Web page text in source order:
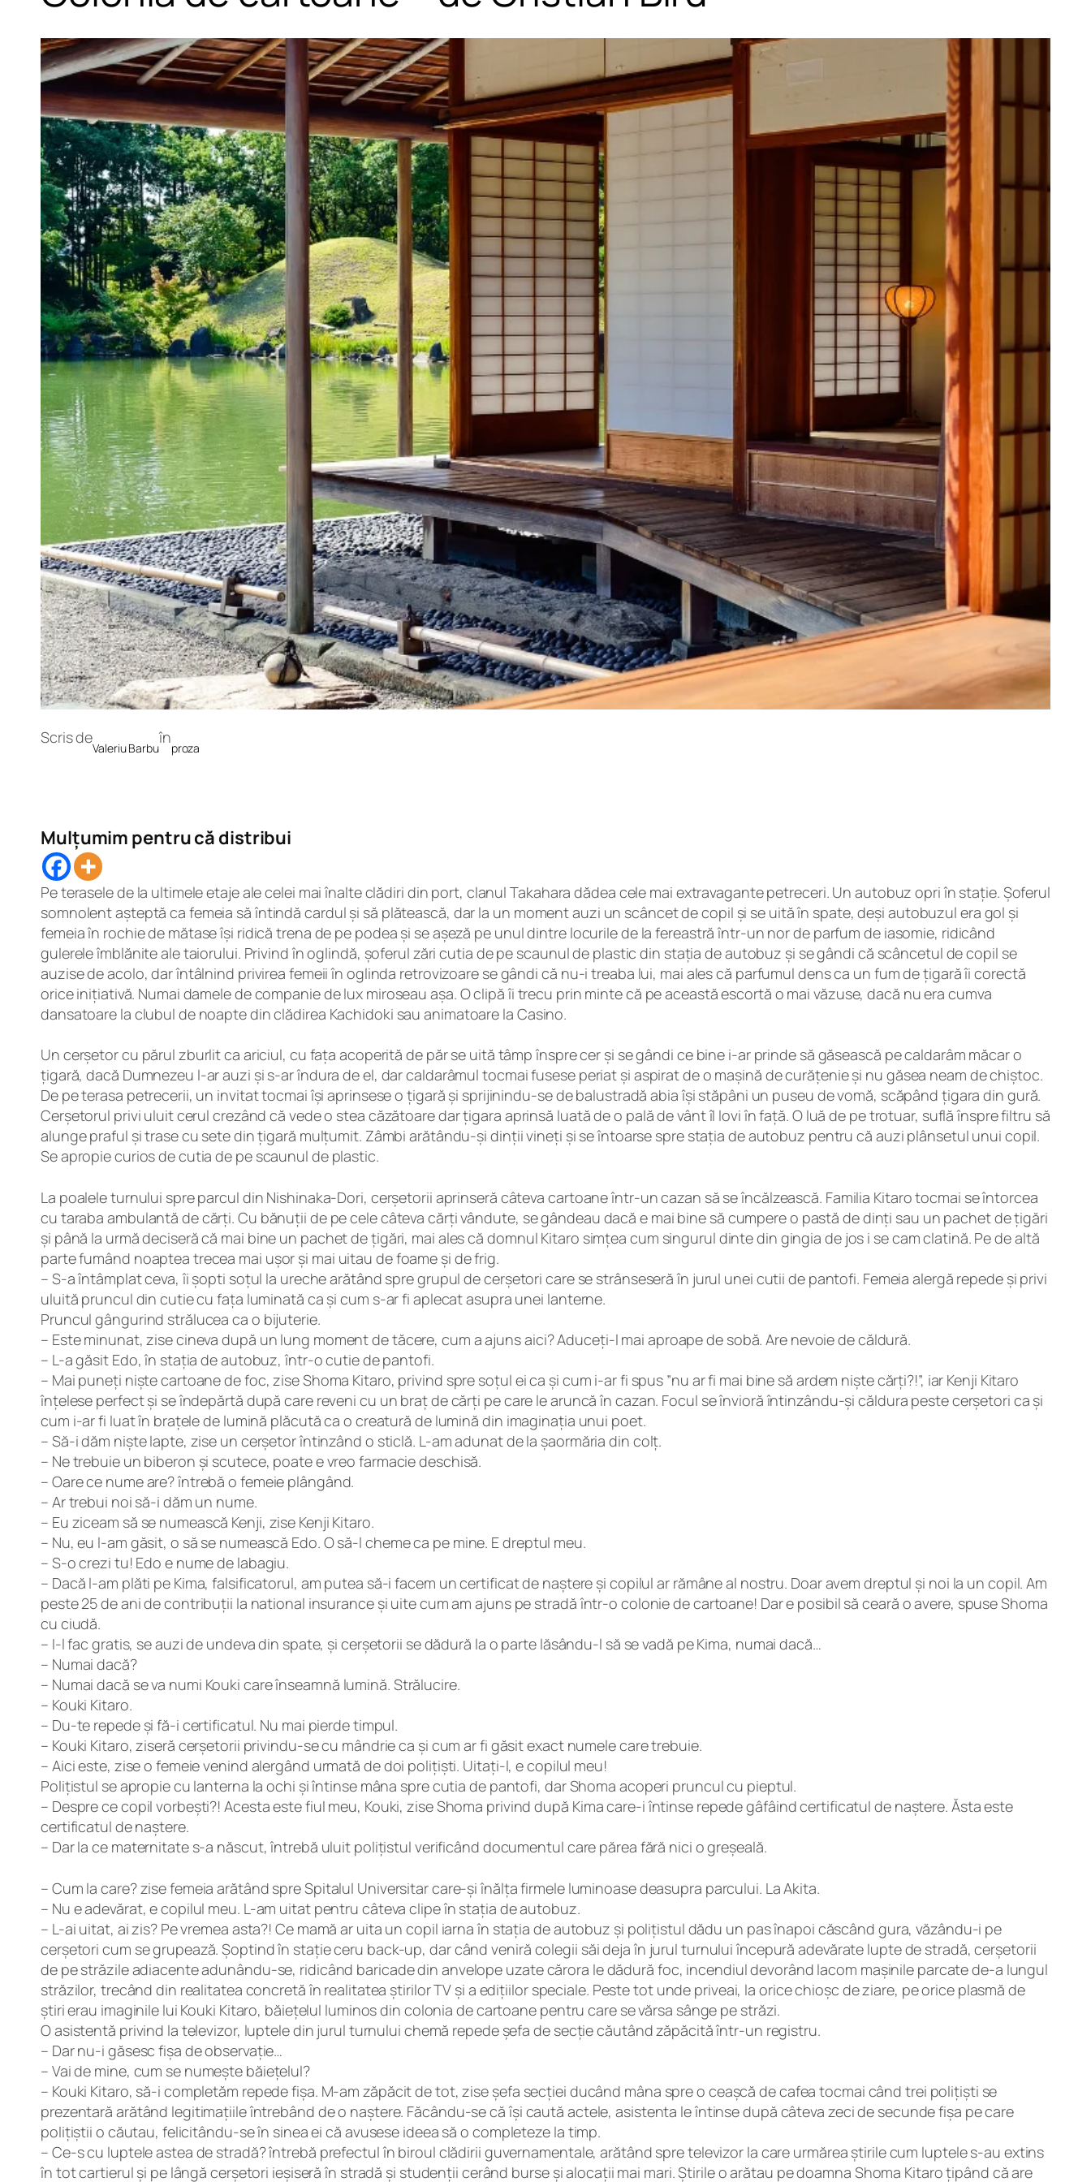
Scris de
Valeriu Barbu
în
proza
Mulțumim pentru că distribui
Pe terasele de la ultimele etaje ale celei mai înalte clădiri din port, clanul Takahara dădea cele mai extravagante petreceri. Un autobuz opri în stație. Șoferul
somnolent așteptă ca femeia să întindă cardul și să plătească, dar la un moment auzi un scâncet de copil și se uită în spate, deși autobuzul era gol și
femeia în rochie de mătase își ridică trena de pe podea și se așeză pe unul dintre locurile de la fereastră într-un nor de parfum de iasomie, ridicând
gulerele îmblănite ale taiorului. Privind în oglindă, șoferul zări cutia de pe scaunul de plastic din stația de autobuz și se gândi că scâncetul de copil se
auzise de acolo, dar întâlnind privirea femeii în oglinda retrovizoare se gândi că nu-i treaba lui, mai ales că parfumul dens ca un fum de țigară îi corectă
orice inițiativă. Numai damele de companie de lux miroseau așa. O clipă îi trecu prin minte că pe această escortă o mai văzuse, dacă nu era cumva
dansatoare la clubul de noapte din clădirea Kachidoki sau animatoare la Casino.
Un cerșetor cu părul zburlit ca ariciul, cu fața acoperită de păr se uită tâmp înspre cer și se gândi ce bine i-ar prinde să găsească pe caldarâm măcar o
țigară, dacă Dumnezeu l-ar auzi și s-ar îndura de el, dar caldarâmul tocmai fusese periat și aspirat de o mașină de curățenie și nu găsea neam de chiștoc.
De pe terasa petrecerii, un invitat tocmai își aprinsese o țigară și sprijinindu-se de balustradă abia își stăpâni un puseu de vomă, scăpând țigara din gură.
Cerșetorul privi uluit cerul crezând că vede o stea căzătoare dar țigara aprinsă luată de o pală de vânt îl lovi în față. O luă de pe trotuar, suflă înspre filtru să
alunge praful și trase cu sete din țigară mulțumit. Zâmbi arătându-și dinții vineți și se întoarse spre stația de autobuz pentru că auzi plânsetul unui copil.
Se apropie curios de cutia de pe scaunul de plastic.
La poalele turnului spre parcul din Nishinaka-Dori, cerșetorii aprinseră câteva cartoane într-un cazan să se încălzească. Familia Kitaro tocmai se întorcea
cu taraba ambulantă de cărți. Cu bănuții de pe cele câteva cărți vândute, se gândeau dacă e mai bine să cumpere o pastă de dinți sau un pachet de țigări
și până la urmă deciseră că mai bine un pachet de țigări, mai ales că domnul Kitaro simțea cum singurul dinte din gingia de jos i se cam clatină. Pe de altă
parte fumând noaptea trecea mai ușor și mai uitau de foame și de frig.
– S-a întâmplat ceva, îi șopti soțul la ureche arătând spre grupul de cerșetori care se strânseseră în jurul unei cutii de pantofi. Femeia alergă repede și privi
uluită pruncul din cutie cu fața luminată ca și cum s-ar fi aplecat asupra unei lanterne.
Pruncul gângurind strălucea ca o bijuterie.
– Este minunat, zise cineva după un lung moment de tăcere, cum a ajuns aici? Aduceți-l mai aproape de sobă. Are nevoie de căldură.
– L-a găsit Edo, în stația de autobuz, într-o cutie de pantofi.
– Mai puneți niște cartoane de foc, zise Shoma Kitaro, privind spre soțul ei ca și cum i-ar fi spus ”nu ar fi mai bine să ardem niște cărți?!”, iar Kenji Kitaro
înțelese perfect și se îndepărtă după care reveni cu un braț de cărți pe care le aruncă în cazan. Focul se învioră întinzându-și căldura peste cerșetori ca și
cum i-ar fi luat în brațele de lumină plăcută ca o creatură de lumină din imaginația unui poet.
– Să-i dăm niște lapte, zise un cerșetor întinzând o sticlă. L-am adunat de la șaormăria din colț.
– Ne trebuie un biberon și scutece, poate e vreo farmacie deschisă.
– Oare ce nume are? întrebă o femeie plângând.
– Ar trebui noi să-i dăm un nume.
– Eu ziceam să se numească Kenji, zise Kenji Kitaro.
– Nu, eu l-am găsit, o să se numească Edo. O să-l cheme ca pe mine. E dreptul meu.
– S-o crezi tu! Edo e nume de labagiu.
– Dacă l-am plăti pe Kima, falsificatorul, am putea să-i facem un certificat de naștere și copilul ar rămâne al nostru. Doar avem dreptul și noi la un copil. Am
peste 25 de ani de contribuții la national insurance și uite cum am ajuns pe stradă într-o colonie de cartoane! Dar e posibil să ceară o avere, spuse Shoma
cu ciudă.
– I-l fac gratis, se auzi de undeva din spate, și cerșetorii se dădură la o parte lăsându-l să se vadă pe Kima, numai dacă…
– Numai dacă?
– Numai dacă se va numi Kouki care înseamnă lumină. Strălucire.
– Kouki Kitaro.
– Du-te repede și fă-i certificatul. Nu mai pierde timpul.
– Kouki Kitaro, ziseră cerșetorii privindu-se cu mândrie ca și cum ar fi găsit exact numele care trebuie.
– Aici este, zise o femeie venind alergând urmată de doi polițiști. Uitați-l, e copilul meu!
Polițistul se apropie cu lanterna la ochi și întinse mâna spre cutia de pantofi, dar Shoma acoperi pruncul cu pieptul.
– Despre ce copil vorbești?! Acesta este fiul meu, Kouki, zise Shoma privind după Kima care-i întinse repede gâfâind certificatul de naștere. Ăsta este
certificatul de naștere.
– Dar la ce maternitate s-a născut, întrebă uluit polițistul verificând documentul care părea fără nici o greșeală.
– Cum la care? zise femeia arătând spre Spitalul Universitar care-și înălța firmele luminoase deasupra parcului. La Akita.
– Nu e adevărat, e copilul meu. L-am uitat pentru câteva clipe în stația de autobuz.
– L-ai uitat, ai zis? Pe vremea asta?! Ce mamă ar uita un copil iarna în stația de autobuz și polițistul dădu un pas înapoi căscând gura, văzându-i pe
cerșetori cum se grupează. Șoptind în stație ceru back-up, dar când veniră colegii săi deja în jurul turnului începură adevărate lupte de stradă, cerșetorii
de pe străzile adiacente adunându-se, ridicând baricade din anvelope uzate cărora le dădură foc, incendiul devorând lacom mașinile parcate de-a lungul
străzilor, trecând din realitatea concretă în realitatea știrilor TV și a edițiilor speciale. Peste tot unde priveai, la orice chioșc de ziare, pe orice plasmă de
știri erau imaginile lui Kouki Kitaro, băiețelul luminos din colonia de cartoane pentru care se vărsa sânge pe străzi.
O asistentă privind la televizor, luptele din jurul turnului chemă repede șefa de secție căutând zăpăcită într-un registru.
– Dar nu-i găsesc fișa de observație…
– Vai de mine, cum se numește băiețelul?
– Kouki Kitaro, să-i completăm repede fișa. M-am zăpăcit de tot, zise șefa secției ducând mâna spre o ceașcă de cafea tocmai când trei polițiști se
prezentară arătând legitimațiile întrebând de o naștere. Făcându-se că își caută actele, asistenta le întinse după câteva zeci de secunde fișa pe care
polițiștii o căutau, felicitându-se în sinea ei că avusese ideea să o completeze la timp.
– Ce-s cu luptele astea de stradă? întrebă prefectul în biroul clădirii guvernamentale, arătând spre televizor la care urmărea știrile cum luptele s-au extins
în tot cartierul și pe lângă cerșetori ieșiseră în stradă și studenții cerând burse și alocații mai mari. Știrile o arătau pe doamna Shoma Kitaro țipând că are